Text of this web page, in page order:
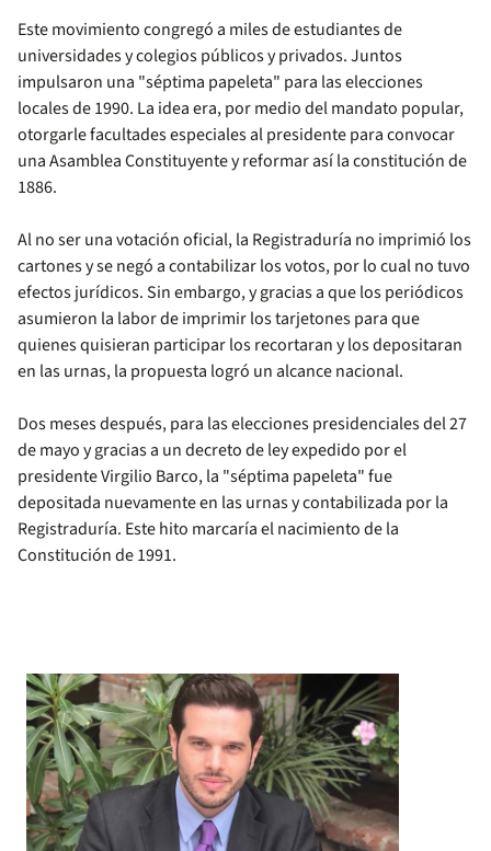
Este movimiento congregó a miles de estudiantes de
universidades y colegios públicos y privados. Juntos
impulsaron una "séptima papeleta" para las elecciones
locales de 1990. La idea era, por medio del mandato popular,
otorgarle facultades especiales al presidente para convocar
una Asamblea Constituyente y reformar así la constitución de
1886.
Al no ser una votación oficial, la Registraduría no imprimió los
cartones y se negó a contabilizar los votos, por lo cual no tuvo
efectos jurídicos. Sin embargo, y gracias a que los periódicos
asumieron la labor de imprimir los tarjetones para que
quienes quisieran participar los recortaran y los depositaran
en las urnas, la propuesta logró un alcance nacional.
Dos meses después, para las elecciones presidenciales del 27
de mayo y gracias a un decreto de ley expedido por el
presidente Virgilio Barco, la "séptima papeleta" fue
depositada nuevamente en las urnas y contabilizada por la
Registraduría. Este hito marcaría el nacimiento de la
Constitución de 1991.